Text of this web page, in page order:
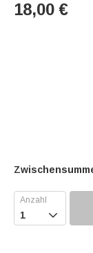
18,00 €
